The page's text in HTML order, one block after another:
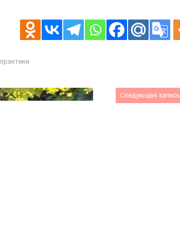
практики
Следующая запись